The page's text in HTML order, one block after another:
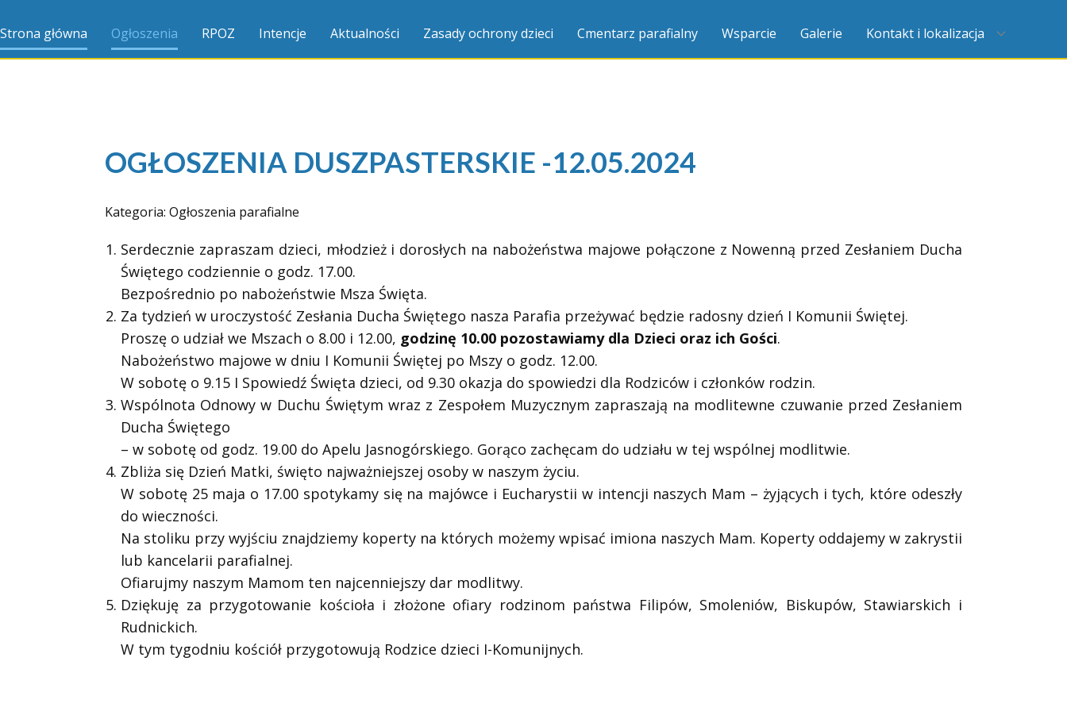
Strona główna Ogłoszenia RPOZ Intencje Aktualności Zasady ochrony dzieci Cmentarz parafialny Wsparcie Galerie Kontakt i lokalizacja
OGŁOSZENIA DUSZPASTERSKIE -12.05.2024
Kategoria: Ogłoszenia parafialne
Serdecznie zapraszam dzieci, młodzież i dorosłych na nabożeństwa majowe połączone z Nowenną przed Zesłaniem Ducha
Świętego codziennie o godz. 17.00.
Bezpośrednio po nabożeństwie Msza Święta.
Za tydzień w uroczystość Zesłania Ducha Świętego nasza Parafia przeżywać będzie radosny dzień I Komunii Świętej.
Proszę o udział we Mszach o 8.00 i 12.00, godzinę 10.00 pozostawiamy dla Dzieci oraz ich Gości.
Nabożeństwo majowe w dniu I Komunii Świętej po Mszy o godz. 12.00.
W sobotę o 9.15 I Spowiedź Święta dzieci, od 9.30 okazja do spowiedzi dla Rodziców i członków rodzin.
Wspólnota Odnowy w Duchu Świętym wraz z Zespołem Muzycznym zapraszają na modlitewne czuwanie przed Zesłaniem
Ducha Świętego
– w sobotę od godz. 19.00 do Apelu Jasnogórskiego. Gorąco zachęcam do udziału w tej wspólnej modlitwie.
Zbliża się Dzień Matki, święto najważniejszej osoby w naszym życiu.
W sobotę 25 maja o 17.00 spotykamy się na majówce i Eucharystii w intencji naszych Mam – żyjących i tych, które odeszły
do wieczności.
Na stoliku przy wyjściu znajdziemy koperty na których możemy wpisać imiona naszych Mam. Koperty oddajemy w zakrystii
lub kancelarii parafialnej.
Ofiarujmy naszym Mamom ten najcenniejszy dar modlitwy.
Dziękuję za przygotowanie kościoła i złożone ofiary rodzinom państwa Filipów, Smoleniów, Biskupów, Stawiarskich i
Rudnickich.
W tym tygodniu kościół przygotowują Rodzice dzieci I-Komunijnych.